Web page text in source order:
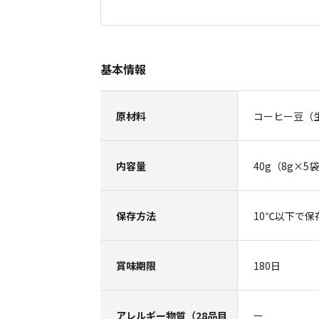
基本情報
原材料 コーヒー豆（
内容量 40g（8g×5袋
保存方法 10℃以下で保
賞味期限 180日
アレルギー物質（28品目 ー